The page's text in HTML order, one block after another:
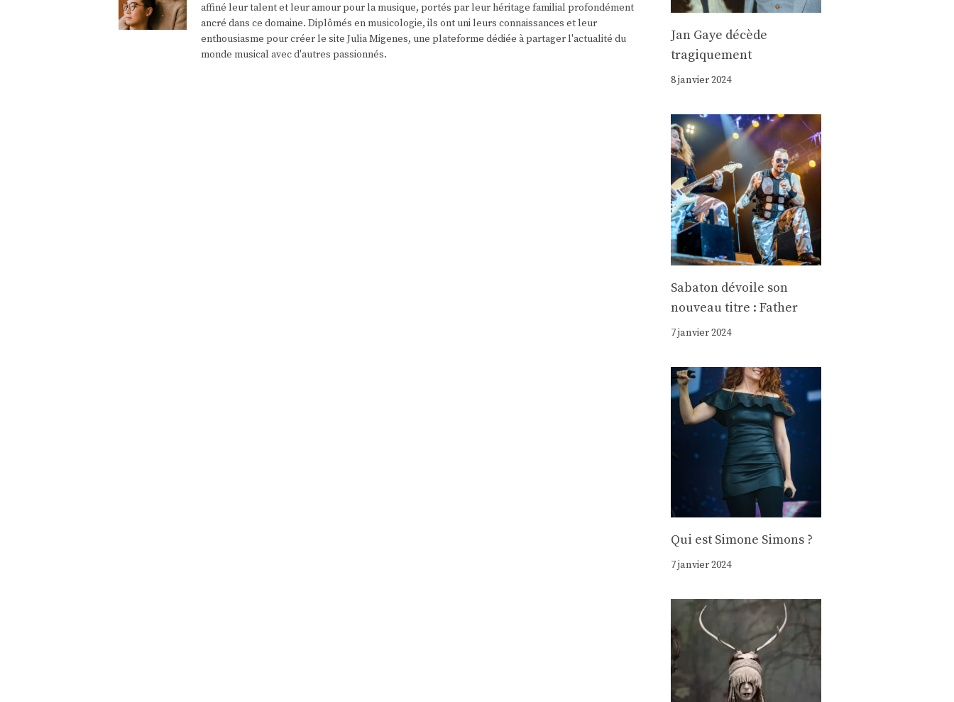
affiné leur talent et leur amour pour la musique, portés par leur héritage familial profondément
ancré dans ce domaine. Diplômés en musicologie, ils ont uni leurs connaissances et leur
enthousiasme pour créer le site Julia Migenes, une plateforme dédiée à partager l'actualité du
monde musical avec d'autres passionnés.
Jan Gaye décède
tragiquement
8 janvier 2024
Sabaton dévoile son
nouveau titre : Father
7 janvier 2024
Qui est Simone Simons ?
7 janvier 2024